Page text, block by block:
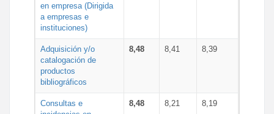
en empresa (Dirigida
a empresas e
instituciones)
Adquisición y/o
catalogación de
productos
bibliográficos
8,48 8,41 8,39
Consultas e
8,48 8,21 8,19